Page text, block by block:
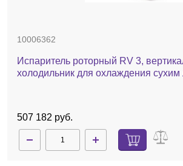
10006362
Испаритель роторный RV 3,
холодильник для охлаждения сухим
507 182 руб.